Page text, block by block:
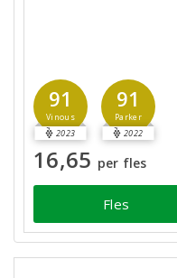
91
Vinous
2023
91
Parker
2022
16,65 per fles
Fles